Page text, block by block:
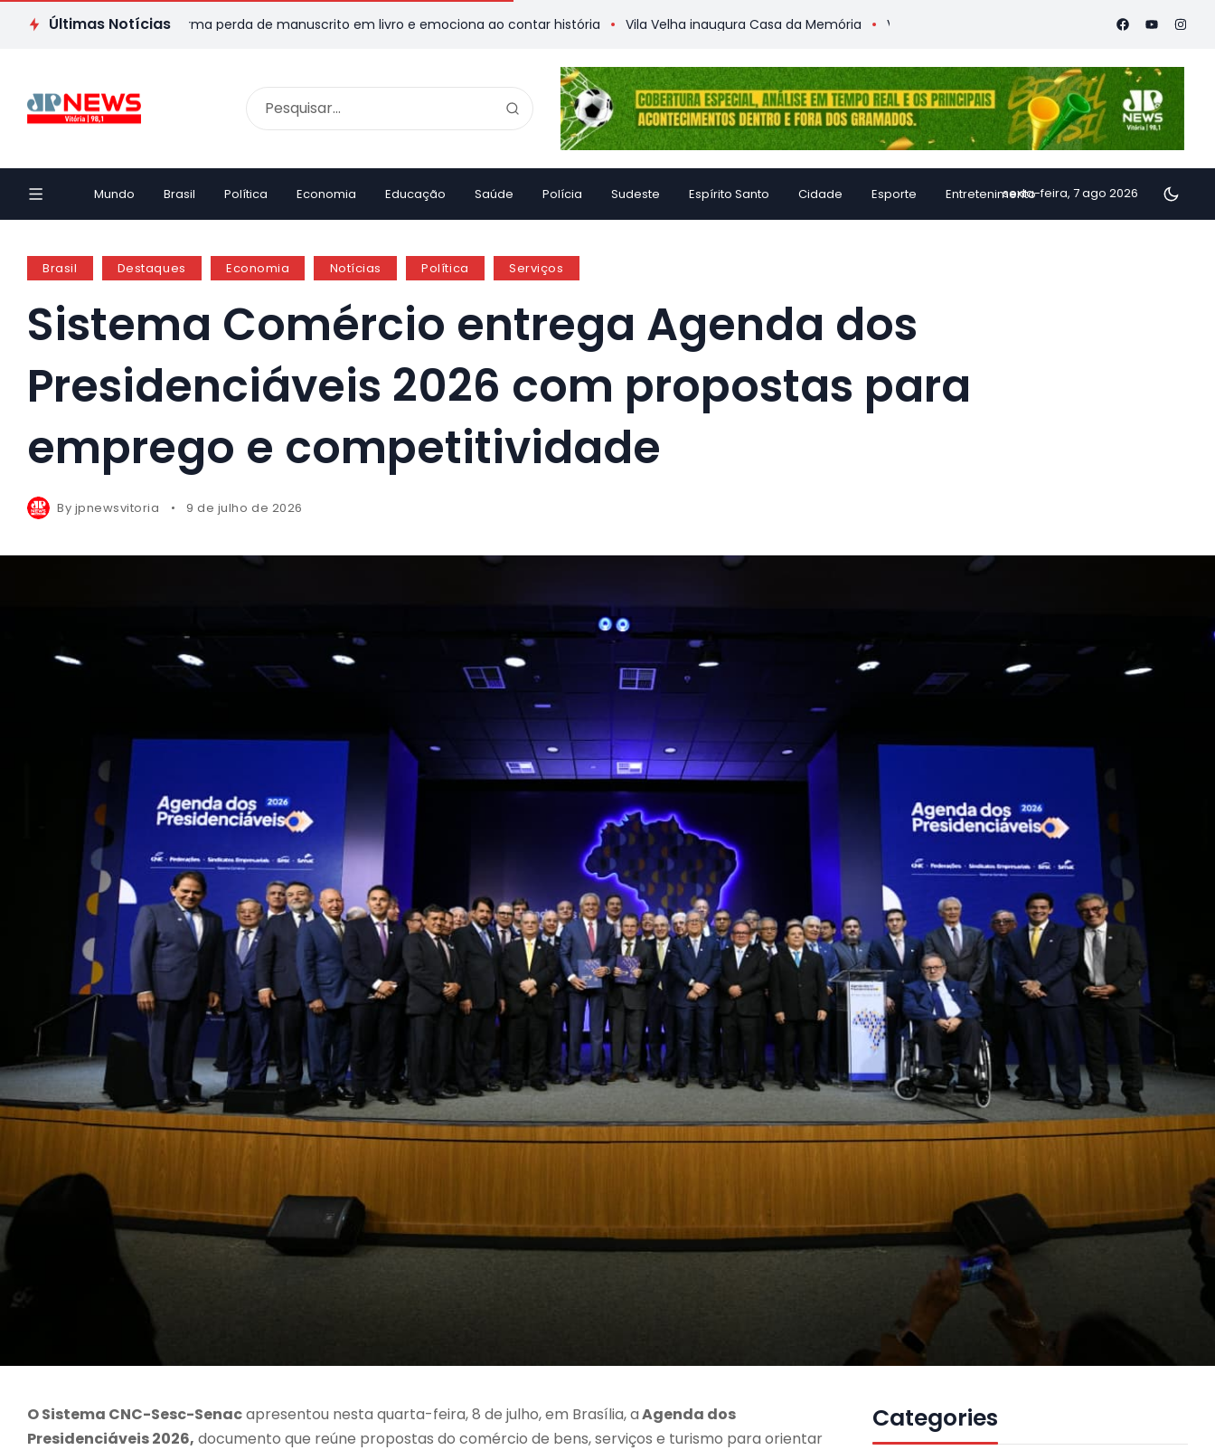
Últimas Notícias
capixaba transforma perda de manuscrito em livro e emociona ao contar história Vila Velha inaugura Casa da Memória Vitória Coffee Summit 2026 confirma especialistas
Mundo Brasil Política Economia Educação Saúde Polícia Sudeste Espírito Santo Cidade Esporte Entretenimentosexta-feira, 7 ago 2026
Brasil Destaques Economia Notícias Política Serviços
Sistema Comércio entrega Agenda dos
Presidenciáveis 2026 com propostas para
emprego e competitividade
By jpnewsvitoria 9 de julho de 2026
O Sistema CNC-Sesc-Senacapresentou nesta quarta-feira, 8 de julho, em Brasília, aAgenda dos
Presidenciáveis 2026, documento que reúne propostas do comércio de bens, serviços e turismo para orientar
Categories